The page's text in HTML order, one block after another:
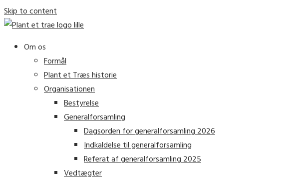
Skip to content
Om os
Formål
Plant et Træs historie
Organisationen
Bestyrelse
Generalforsamling
Dagsorden for generalforsamling 2026
Indkaldelse til generalforsamling
Referat af generalforsamling 2025
Vedtægter